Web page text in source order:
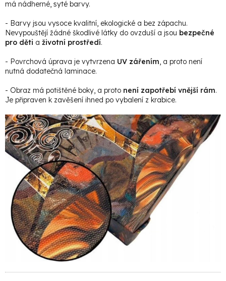
má nádherné, syté barvy.
- Barvy jsou vysoce kvalitní, ekologické a bez zápachu.
Nevypouštějí žádné škodlivé látky do ovzduší a jsou bezpečné
pro děti a životní prostředí.
- Povrchová úprava je vytvrzena UV zářením, a proto není
nutná dodatečná laminace.
- Obraz má potištěné boky, a proto není zapotřebí vnější rám.
Je připraven k zavěšení ihned po vybalení z krabice.